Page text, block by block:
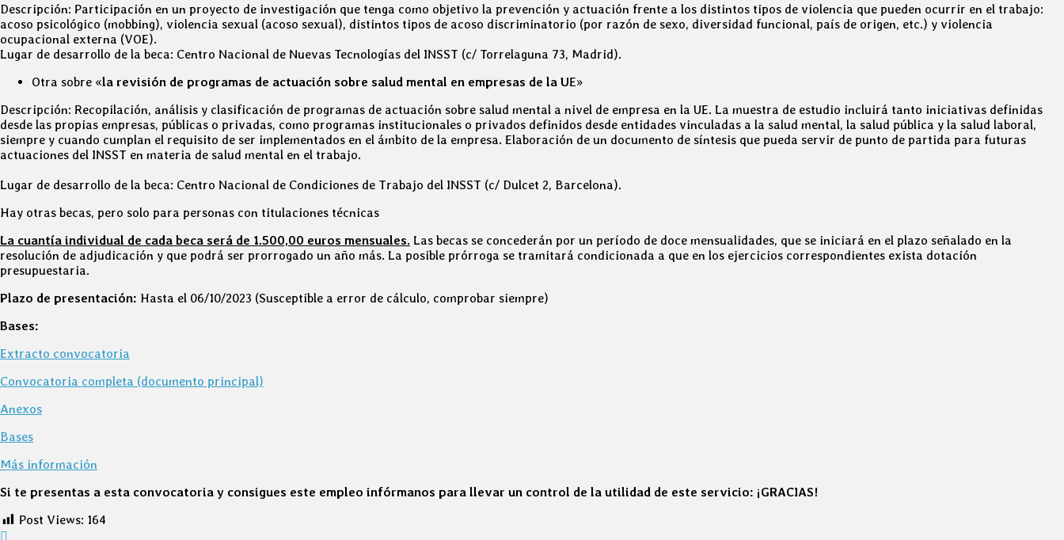
Descripción: Participación en un proyecto de investigación que tenga como objetivo la prevención y actuación frente a los distintos tipos de violencia que pueden ocurrir en el trabajo:
acoso psicológico (mobbing), violencia sexual (acoso sexual), distintos tipos de acoso discriminatorio (por razón de sexo, diversidad funcional, país de origen, etc.) y violencia
ocupacional externa (VOE).
Lugar de desarrollo de la beca: Centro Nacional de Nuevas Tecnologías del INSST (c/ Torrelaguna 73, Madrid).
Otra sobre «la revisión de programas de actuación sobre salud mental en empresas de la UE»
Descripción: Recopilación, análisis y clasificación de programas de actuación sobre salud mental a nivel de empresa en la UE. La muestra de estudio incluirá tanto iniciativas definidas
desde las propias empresas, públicas o privadas, como programas institucionales o privados definidos desde entidades vinculadas a la salud mental, la salud pública y la salud laboral,
siempre y cuando cumplan el requisito de ser implementados en el ámbito de la empresa. Elaboración de un documento de síntesis que pueda servir de punto de partida para futuras
actuaciones del INSST en materia de salud mental en el trabajo.
Lugar de desarrollo de la beca: Centro Nacional de Condiciones de Trabajo del INSST (c/ Dulcet 2, Barcelona).
Hay otras becas, pero solo para personas con titulaciones técnicas
La cuantía individual de cada beca será de 1.500,00 euros mensuales. Las becas se concederán por un período de doce mensualidades, que se iniciará en el plazo señalado en la
resolución de adjudicación y que podrá ser prorrogado un año más. La posible prórroga se tramitará condicionada a que en los ejercicios correspondientes exista dotación
presupuestaria.
Plazo de presentación: Hasta el 06/10/2023 (Susceptible a error de cálculo, comprobar siempre)
Bases:
Extracto convocatoria
Convocatoria completa (documento principal)
Anexos
Bases
Más información
Si te presentas a esta convocatoria y consigues este empleo infórmanos para llevar un control de la utilidad de este servicio: ¡GRACIAS!
Post Views: 164